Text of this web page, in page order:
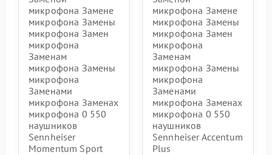
микрофона Замене
микрофона Замены
микрофона Замен
микрофона
Заменам
микрофона Замены
микрофона
Заменами
микрофона Заменах
микрофона 0 550
наушников
Sennheiser
Momentum Sport
микрофона Замене
микрофона Замены
микрофона Замен
микрофона
Заменам
микрофона Замены
микрофона
Заменами
микрофона Заменах
микрофона 0 550
наушников
Sennheiser Accentum
Plus